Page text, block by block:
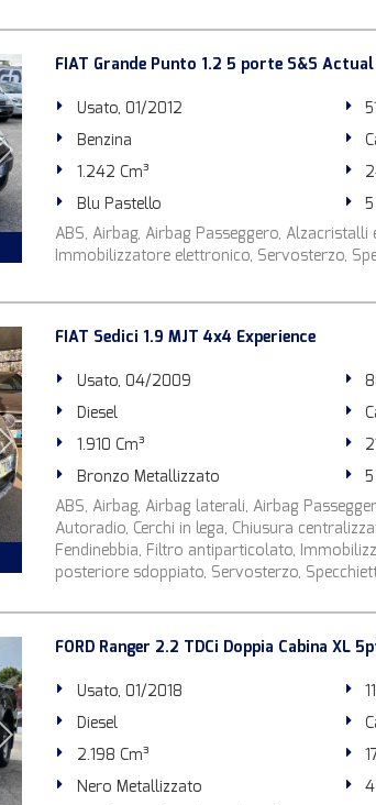
FIAT Grande Punto 1.2 5 porte S&S Actual
Usato, 01/2012
Benzina
1.242 Cm³
Blu Pastello
ABS, Airbag, Airbag Passeggero,
Immobilizzatore elettronico, Servosterzo,
FIAT Sedici 1.9 MJT 4x4 Experience
Usato, 04/2009
Diesel
1.910 Cm³
Bronzo Metallizzato
ABS, Airbag, Airbag laterali, Airbag
Autoradio, Cerchi in lega, Chiusura
Fendinebbia, Filtro antiparticolato,
posteriore sdoppiato, Servosterzo,
FORD Ranger 2.2 TDCi Doppia Cabina XL
Usato, 01/2018
Diesel
2.198 Cm³
Nero Metallizzato